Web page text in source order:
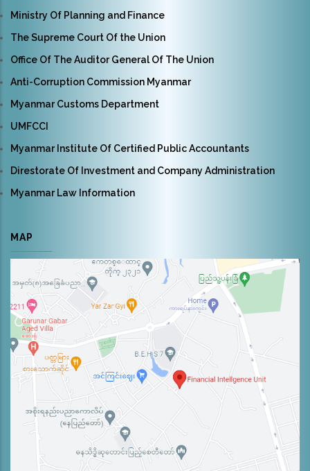
Ministry Of Planning and Finance
The Supreme Court Of the Union
Office Of The Auditor General Of The Union
Anti-Corruption Commission Myanmar
Myanmar Customs Department
UMFCCI
Myanmar Institute Of Certified Public Accountants
Direstorate Of Investment and Company Administration
Myanmar Law Information
MAP